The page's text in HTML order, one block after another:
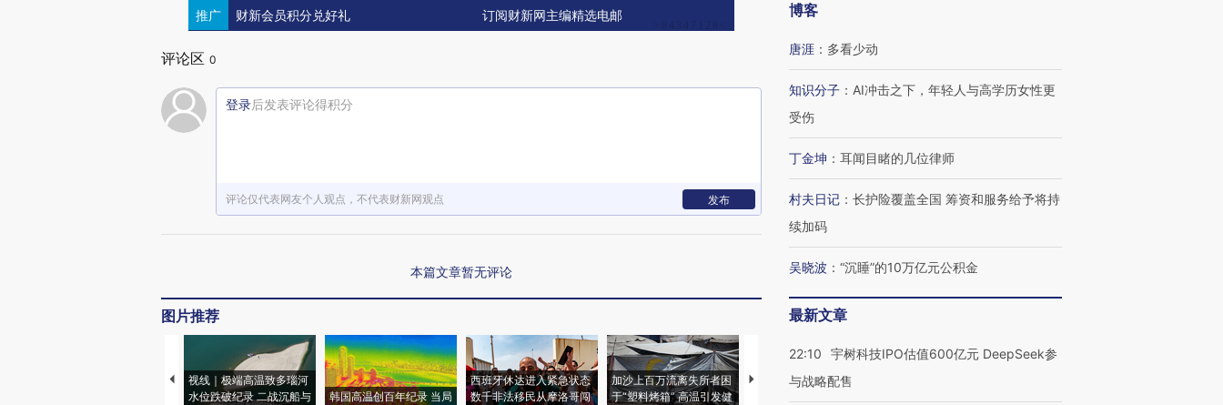
推广 财新会员积分兑好礼 订阅财新网主编精选电邮
评论区 0
登录后发表评论得积分
评论仅代表网友个人观点，不代表财新网观点 发布
本篇文章暂无评论
图片推荐
视线｜极端高温致多瑙河
水位跌破纪录 二战沉船与
韩国高温创百年纪录 当局
西班牙休达进入紧急状态
数千非法移民从摩洛哥闯
加沙上百万流离失所者困
于“塑料烤箱” 高温引发健
视线｜HYROX的吸金
博客
唐涯 ： 多看少动
知识分子 ： AI冲击之下，年轻人与高学历女性更
受伤
丁金坤 ： 耳闻目睹的几位律师
村夫日记 ： 长护险覆盖全国 筹资和服务给予将持
续加码
吴晓波 ： “沉睡”的10万亿元公积金
最新文章
22:10
宇树科技IPO估值600亿元 DeepSeek参
与战略配售